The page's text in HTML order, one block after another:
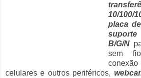
10/100/
placa
B/G/N
sem
celulares e outros periféricos,